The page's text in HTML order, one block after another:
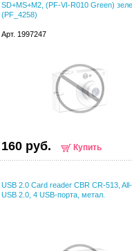
SD+MS+M2, (PF-VI-R010 Green)
(PF_4258)
Арт. 1997247
160 руб. Купить
USB 2.0 Card reader CBR CR-513,
USB 2.0, 4 USB-порта, метал.